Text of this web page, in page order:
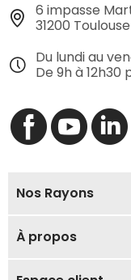
6 impasse
31200 Toulouse
Du lundi au
De 9h à 12h30
Nos Rayons
À propos